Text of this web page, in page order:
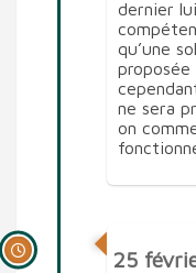
dernier
qu’une
proposée
ne sera
on
25